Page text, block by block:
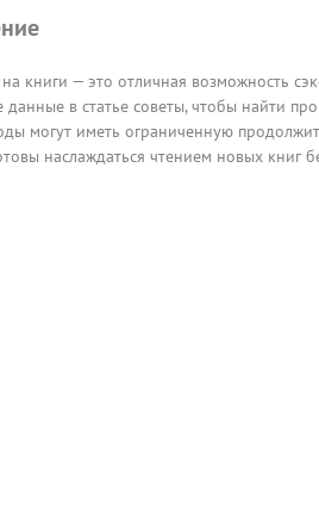
книги — это отличная возможность
данные в статье советы, чтобы найти
могут иметь ограниченную
наслаждаться чтением новых книг